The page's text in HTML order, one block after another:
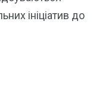
ініціатив до